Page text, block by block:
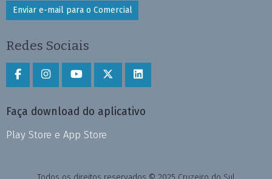
Enviar e-mail para o Comercial
Redes Sociais
Faça download do aplicativo
Play Store e App Store